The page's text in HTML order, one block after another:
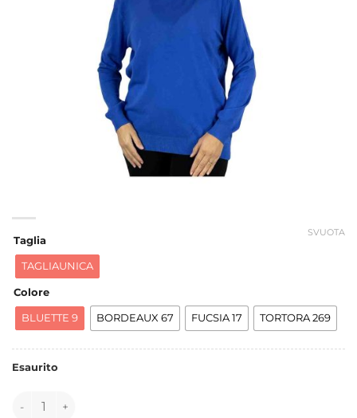
Taglia
TAGLIAUNICA
Colore
BLUETTE 9 BORDEAUX 67 FUCSIA 17 TORTORA 269
SVUOTA
Esaurito
149964 quantità